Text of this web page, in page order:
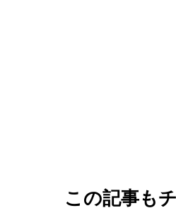
この記事も